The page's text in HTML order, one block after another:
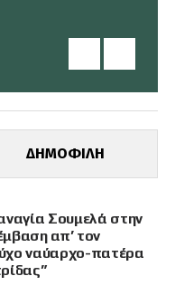
ΔΗΜΟΦΙΛΗ
Σουμελά στην
απ’ τον
ναύαρχο-πατέρα